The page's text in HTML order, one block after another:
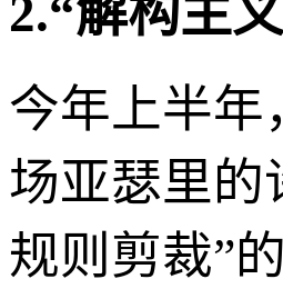
2.“解构主
今年上半年
场亚瑟里的
规则剪裁”